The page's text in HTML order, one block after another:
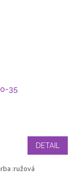
35
DETAIL
:ružová